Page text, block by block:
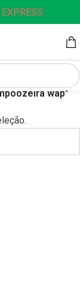
wap”